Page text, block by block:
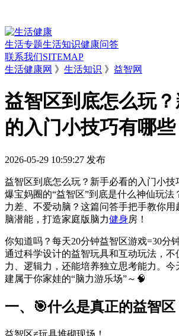
生活专题生活知识健康问答
联系我们SITEMAP
生活健康网 》 生活知识 》 益智网
益智区到底怎么玩
的入门小技巧有哪些
2026-05-29 10:59:27 发布
益智区到底怎么玩？新手必看的入门小技
爆宝妈圈的“益智区”到底是什么神仙玩法
力差、不爱动脑？这篇问答手把手教你用
脑潜能，打造家庭版脑力健身房！
你知道吗？每天20分钟益智区游戏=30分
通过科学设计的益智玩具和互动玩法，不
力、逻辑力，还能培养独立思考能力。今
建属于你家娃的“脑力游乐场”～🧠
一、🎯什么是真正的益智区
益智区≠玩具堆砌现场！